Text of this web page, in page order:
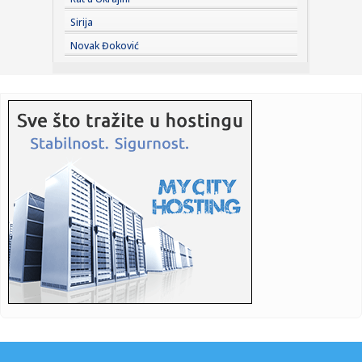
ugrožena"; "...
12:20:VIDEO: Amerikanci masovno uništavaju kamere za snimanje
saobra...
12:15: Accept objavili novu verziju pesme Save Us sa Tobiasom
Forgom
12:15:
temperatura do slede...
12:15:Rale više nije mogao da ćuti! Posle Aninog napada na
Jelenu Rad...
12:14:Setting puder je trenutno najkorisniji proizvod u neseseru,
a ovi...
12:14:Drama na aerodromu u Sidneju: Avioni se zamalo sudarili
(VIDEO)
Sirija
Novak Đoković